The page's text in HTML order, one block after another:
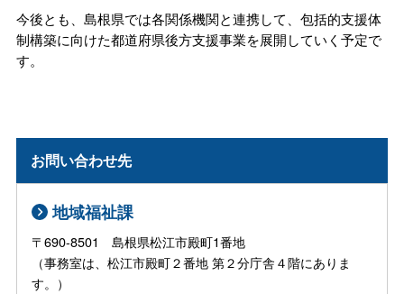
今後とも、島根県では各関係機関と連携して、包括的支援体
制構築に向けた都道府県後方支援事業を展開していく予定で
す。
お問い合わせ先
地域福祉課
〒690-8501 島根県松江市殿町1番地
（事務室は、松江市殿町２番地 第２分庁舎４階にありま
す。）